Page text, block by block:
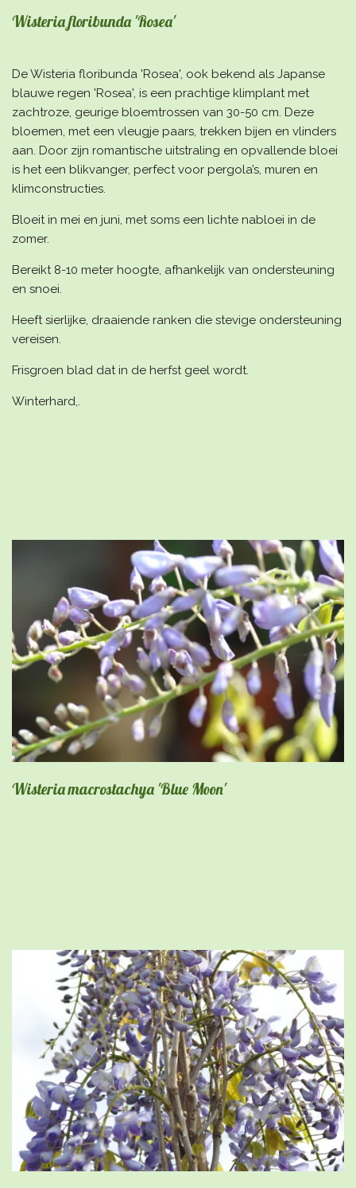
Wisteria floribunda 'Rosea'
De Wisteria floribunda 'Rosea', ook bekend als Japanse
blauwe regen 'Rosea', is een prachtige klimplant met
zachtroze, geurige bloemtrossen van 30-50 cm. Deze
bloemen, met een vleugje paars, trekken bijen en vlinders
aan. Door zijn romantische uitstraling en opvallende bloei
is het een blikvanger, perfect voor pergola’s, muren en
klimconstructies.
Bloeit in mei en juni, met soms een lichte nabloei in de
zomer.
Bereikt 8-10 meter hoogte, afhankelijk van ondersteuning
en snoei.
Heeft sierlijke, draaiende ranken die stevige ondersteuning
vereisen.
Frisgroen blad dat in de herfst geel wordt.
Winterhard,.
Wisteria macrostachya 'Blue Moon'